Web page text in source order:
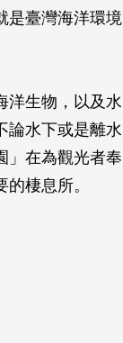
是臺灣海洋環境
洋生物，以及水
論水下或是離水
」在為觀光者奉
棲息所。